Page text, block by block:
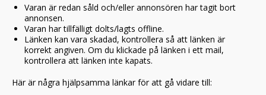
Varan är redan såld och/eller annonsören har tagit bort
annonsen.
Varan har tillfälligt dolts/lagts offline.
Länken kan vara skadad, kontrollera så att länken är
korrekt angiven. Om du klickade på länken i ett mail,
kontrollera att länken inte kapats.
Här är några hjälpsamma länkar för att gå vidare till: